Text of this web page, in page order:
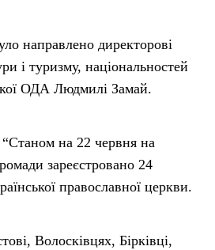
направлено директорові
і туризму, національностей
ОДА Людмилі Замай.
на 22 червня на
зареєстровано 24
православної церкви.
Волосківцях, Бірківці,